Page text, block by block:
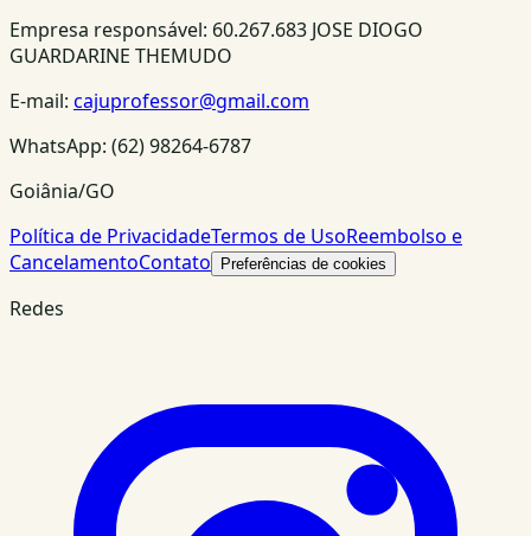
Empresa responsável: 60.267.683 JOSE DIOGO
GUARDARINE THEMUDO
E-mail: cajuprofessor@gmail.com
WhatsApp: (62) 98264-6787
Goiânia/GO
Política de PrivacidadeTermos de UsoReembolso e
CancelamentoContato Preferências de cookies
Redes